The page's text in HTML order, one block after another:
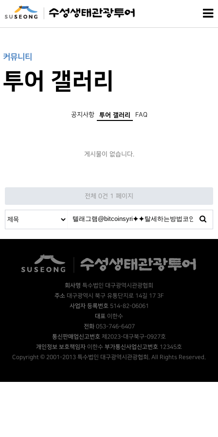
커뮤니티
투어 갤러리
공지사항 투어 갤러리 FAQ
게시물이 없습니다.
전체 0건 1 페이지
회사명 특수법인 대구광역시관광협회
주소대구광역시 북구 유통단지로 14길 17 3F
사업자 등록번호514-82-06061
대표 이한수
전화053-746-6407
통신판매업신고번호 제2023-대구북구-0927호
개인정보 보호책임자 이한수 부가통신사업신고번호 12345호
Copyright © 2001-2013 특수법인 대구광역시관광협회. All Rights Reserved.